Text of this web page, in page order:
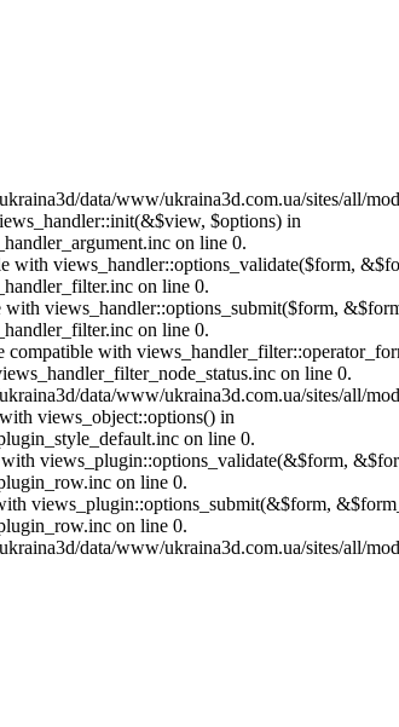
data/www/ukraina3d.com.ua/sites/all/
$options) in
on line 0.
with views_handler::options_validate($form,
on line 0.
views_handler::options_submit($form,
on line 0.
with
on line 0.
data/www/ukraina3d.com.ua/sites/all/
views_object::options() in
on line 0.
views_plugin::options_validate(&$form,
on line 0.
views_plugin::options_submit(&$form,
on line 0.
data/www/ukraina3d.com.ua/sites/all/